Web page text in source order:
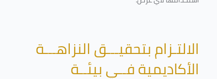
الالتـزام بتحقيـــق النزاهـــة
الأكاديمية فــي بيئــة